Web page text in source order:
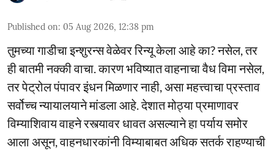
Published on: 05 Aug 2026, 12:38 pm
तुमच्या गाडीचा इन्शुरन्स वेळेवर रिन्यू केला आहे का? नसेल, तर
ही बातमी नक्की वाचा. कारण भविष्यात वाहनाचा वैध विमा नसेल,
तर पेट्रोल पंपावर इंधन मिळणार नाही, असा महत्त्वाचा प्रस्ताव
सर्वोच्च न्यायालयाने मांडला आहे. देशात मोठ्या प्रमाणावर
विम्याशिवाय वाहने रस्त्यावर धावत असल्याने हा पर्याय समोर
आला असून, वाहनधारकांनी विम्याबाबत अधिक सतर्क राहण्याची